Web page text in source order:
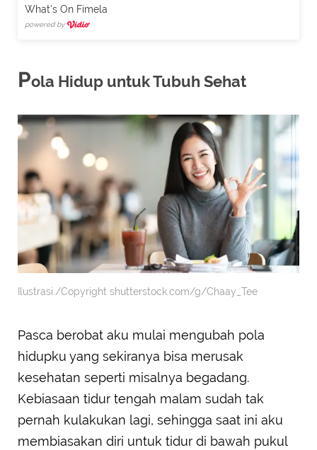
What's On Fimela
powered by
Pola Hidup untuk Tubuh Sehat
Ilustrasi./Copyright shutterstock.com/g/Chaay_Tee
Pasca berobat aku mulai mengubah pola
hidupku yang sekiranya bisa merusak
kesehatan seperti misalnya begadang.
Kebiasaan tidur tengah malam sudah tak
pernah kulakukan lagi, sehingga saat ini aku
membiasakan diri untuk tidur di bawah pukul